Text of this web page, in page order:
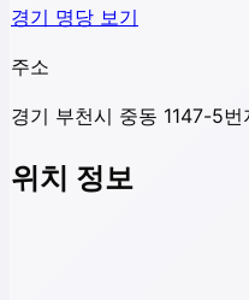
경기 명당 보기
주소
경기 부천시 중동 1147-5
위치 정보